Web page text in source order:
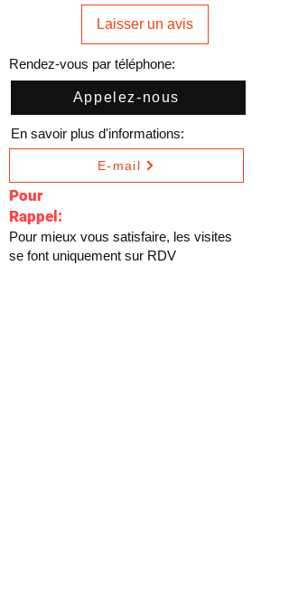
Laisser un avis
Rendez-vous par téléphone:
Appelez-nous
En savoir plus d'informations:
E-mail
Pour
Rappel:
Pour mieux vous satisfaire, les visites
se font uniquement sur RDV